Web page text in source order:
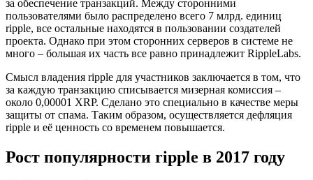
за обеспечение транзакций. Между сторонними
пользователями было распределено всего 7 млрд. единиц
ripple, все остальные находятся в пользовании создателей
проекта. Однако при этом сторонних серверов в системе не
много – большая их часть все равно принадлежит RippleLabs.
Смысл владения ripple для участников заключается в том, что
за каждую транзакцию списывается мизерная комиссия –
около 0,00001 XRP. Сделано это специально в качестве меры
защиты от спама. Таким образом, осуществляется дефляция
ripple и её ценность со временем повышается.
Рост популярности ripple в 2017 году